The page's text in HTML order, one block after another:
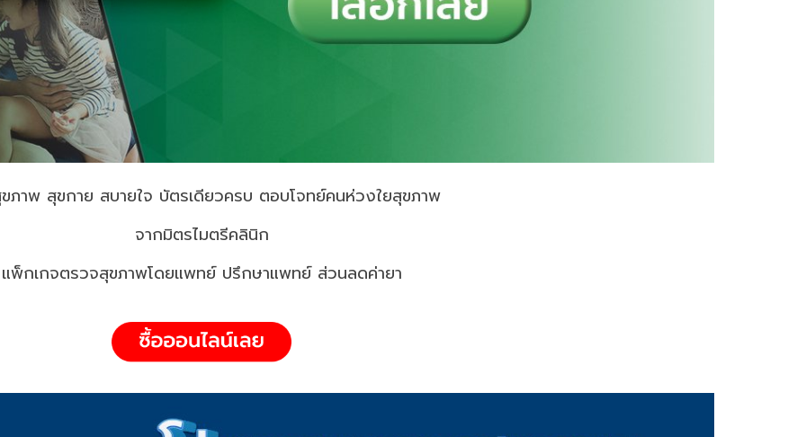
ภาพ สุขกาย สบายใจ บัตรเดียวครบ ตอบโจทย์คนห่วงใยสุขภาพ
จากมิตรไมตรีคลินิก
แพ็กเกจตรวจสุขภาพโดยแพทย์ ปรึกษาแพทย์ ส่วนลดค่ายา